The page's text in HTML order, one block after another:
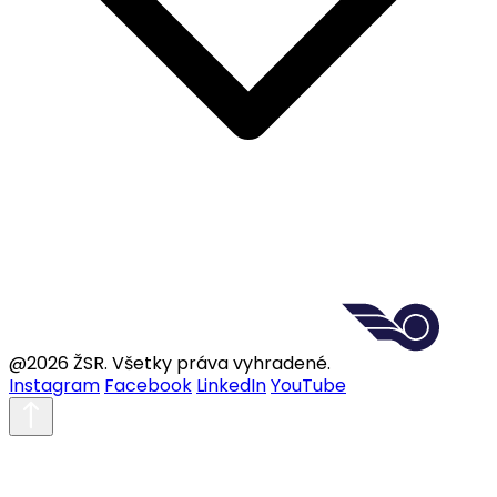
@2026 ŽSR. Všetky práva vyhradené.
Instagram Facebook LinkedInYouTube